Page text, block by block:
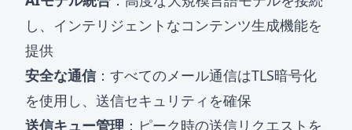
し、インテリジェントなコンテンツ生成機能を
提供
安全な通信：すべてのメール通信はTLS暗号化
を使用し、送信セキュリティを確保
送信キュー管理 ：ピーク時の送信リクエストを